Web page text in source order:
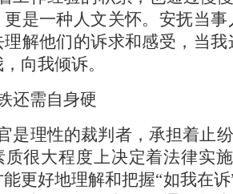
更是一种人文关怀。安抚当
理解他们的诉求和感受，当
向我倾诉。
还需自身硬
是理性的裁判者，承担着止
质很大程度上决定着法律实
能更好地理解和把握“如我在